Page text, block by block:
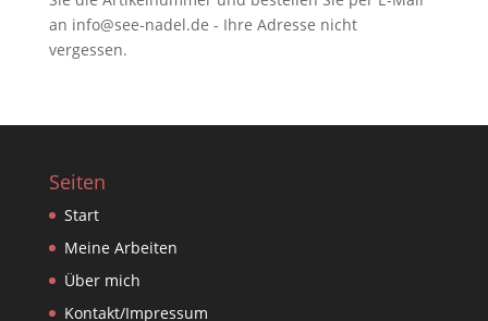
an info@see-nadel.de - Ihre Adresse nicht
vergessen.
Seiten
Start
Meine Arbeiten
Über mich
Kontakt/Impressum